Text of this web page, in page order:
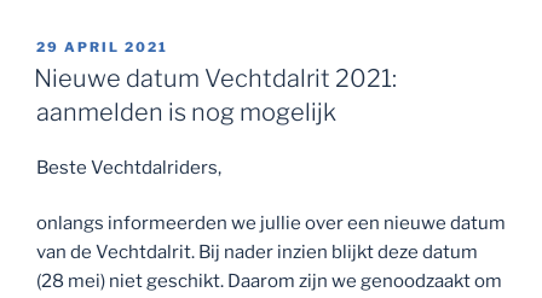
GEPLAATST
OP
29 APRIL 2021
Nieuwe datum Vechtdalrit 2021:
aanmelden is nog mogelijk
Beste Vechtdalriders,
onlangs informeerden we jullie over een nieuwe datum
van de Vechtdalrit. Bij nader inzien blijkt deze datum
(28 mei) niet geschikt. Daarom zijn we genoodzaakt om